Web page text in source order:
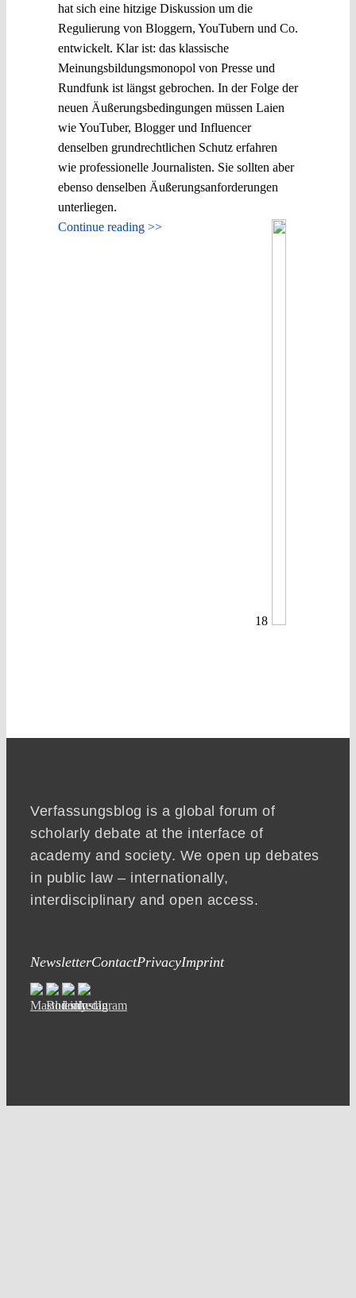
hat sich eine hitzige Diskussion um die
Regulierung von Bloggern, YouTubern und Co.
entwickelt. Klar ist: das klassische
Meinungsbildungsmonopol von Presse und
Rundfunk ist längst gebrochen. In der Folge der
neuen Äußerungsbedingungen müssen Laien
wie YouTuber, Blogger und Influencer
denselben grundrechtlichen Schutz erfahren
wie professionelle Journalisten. Sie sollten aber
ebenso denselben Äußerungsanforderungen
unterliegen.
Continue reading >>
18
Verfassungsblog is a global forum of
scholarly debate at the interface of
academy and society. We open up debates
in public law – internationally,
interdisciplinary and open access.
NewsletterContactPrivacyImprint